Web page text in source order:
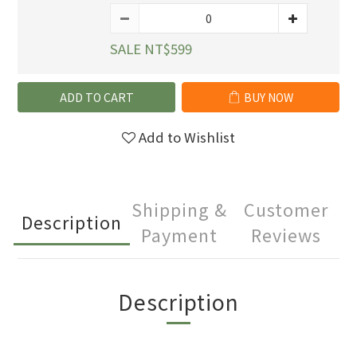
SALE NT$599
ADD TO CART BUY NOW
Add to Wishlist
Description
Shipping &
Payment
Customer
Reviews
Description